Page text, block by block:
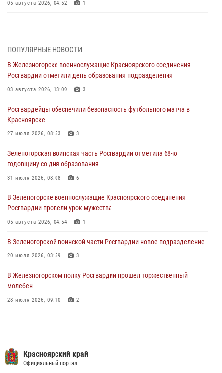
05 августа 2026, 04:52 1
04 августа 2026, 09:57
Сотрудники Росгвардии обеспечили общественный порядок во
время проведения экстремального заплыва в Дудинке
04 августа 2026, 08:36 1
В Красноярске сотрудники Росгвардии задержали подозреваемого
в серии краж из супермаркета
04 августа 2026, 06:50
Военнослужащие Красноярского соединения Росгвардии
познакомили отдыхающих детей с тонкостями РХБ защиты
03 августа 2026, 13:12
В Железногорске военнослужащие Красноярского соединения
Росгвардии отметили день образования подразделения
03 августа 2026, 13:09 3
ПОПУЛЯРНЫЕ НОВОСТИ
В Железногорске военнослужащие Красноярского соединения
Росгвардии отметили день образования подразделения
03 августа 2026, 13:09 3
Росгвардейцы обеспечили безопасность футбольного матча в
Красноярске
27 июля 2026, 08:53 3
Зеленогорская воинская часть Росгвардии отметила 68-ю
годовщину со дня образования
31 июля 2026, 08:08 6
В Зеленогорске военнослужащие Красноярского соединения
Росгвардии провели урок мужества
05 августа 2026, 04:54 1
В Зеленогорской воинской части Росгвардии новое подразделение
20 июля 2026, 03:59 3
В Железногорском полку Росгвардии прошел торжественный
молебен
28 июля 2026, 09:10 2
Железногорские росгвардецы получили в руки легендарное оружие
Красноярский край
Официальный портал